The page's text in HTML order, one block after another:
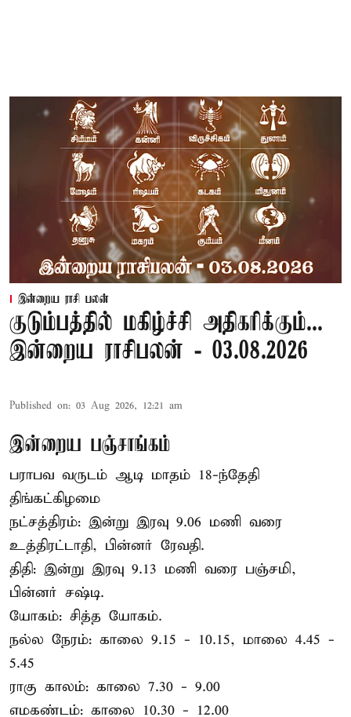
இன்றைய ராசி பலன்
குடும்பத்தில் மகிழ்ச்சி அதிகரிக்கும்...
இன்றைய ராசிபலன் - 03.08.2026
Published on: 03 Aug 2026, 12:21 am
இன்றைய பஞ்சாங்கம்
பராபவ வருடம் ஆடி மாதம் 18-ந்தேதி
திங்கட்கிழமை
நட்சத்திரம்: இன்று இரவு 9.06 மணி வரை
உத்திரட்டாதி, பின்னர் ரேவதி.
திதி: இன்று இரவு 9.13 மணி வரை பஞ்சமி,
பின்னர் சஷ்டி.
யோகம்: சித்த யோகம்.
நல்ல நேரம்: காலை 9.15 - 10.15, மாலை 4.45 -
5.45
ராகு காலம்: காலை 7.30 - 9.00
எமகண்டம்: காலை 10.30 - 12.00